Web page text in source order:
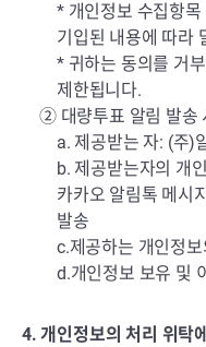
* 개인정보 수집항목
기입된 내용에 따라
* 귀하는 동의를 거
제한됩니다.
② 대량투표 알림 발송
a. 제공받는 자: (주)
b. 제공받는자의 개
카카오 알림톡 메시
발송
c.제공하는 개인정
d.개인정보 보유 및
4. 개인정보의 처리 위탁